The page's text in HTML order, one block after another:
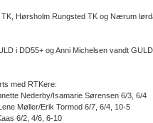
Hørsholm Rungsted TK og Nærum
i DD55+ og Anni Michelsen vandt
med RTKere:
Nederby/Isamarie Sørensen 6/3, 6/4
Møller/Erik Tormod 6/7, 6/4, 10-5
6/2, 4/6, 6-10